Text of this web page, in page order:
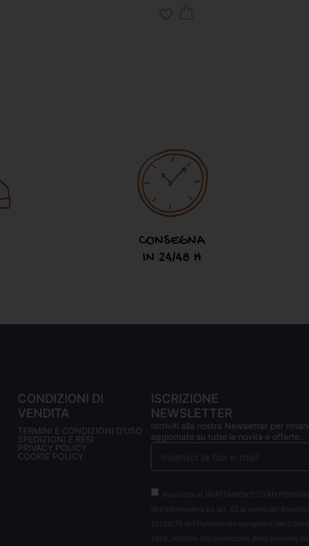
CONDIZIONI DI
VENDITA
TERMINI E CONDIZIONI D'USO
SPEDIZIONI E RESI
PRIVACY POLICY
COOKIE POLICY
ISCRIZIONE
NEWSLETTER
Iscriviti alla nostra Newsletter per
aggiornato su tutte le novità e offerte.